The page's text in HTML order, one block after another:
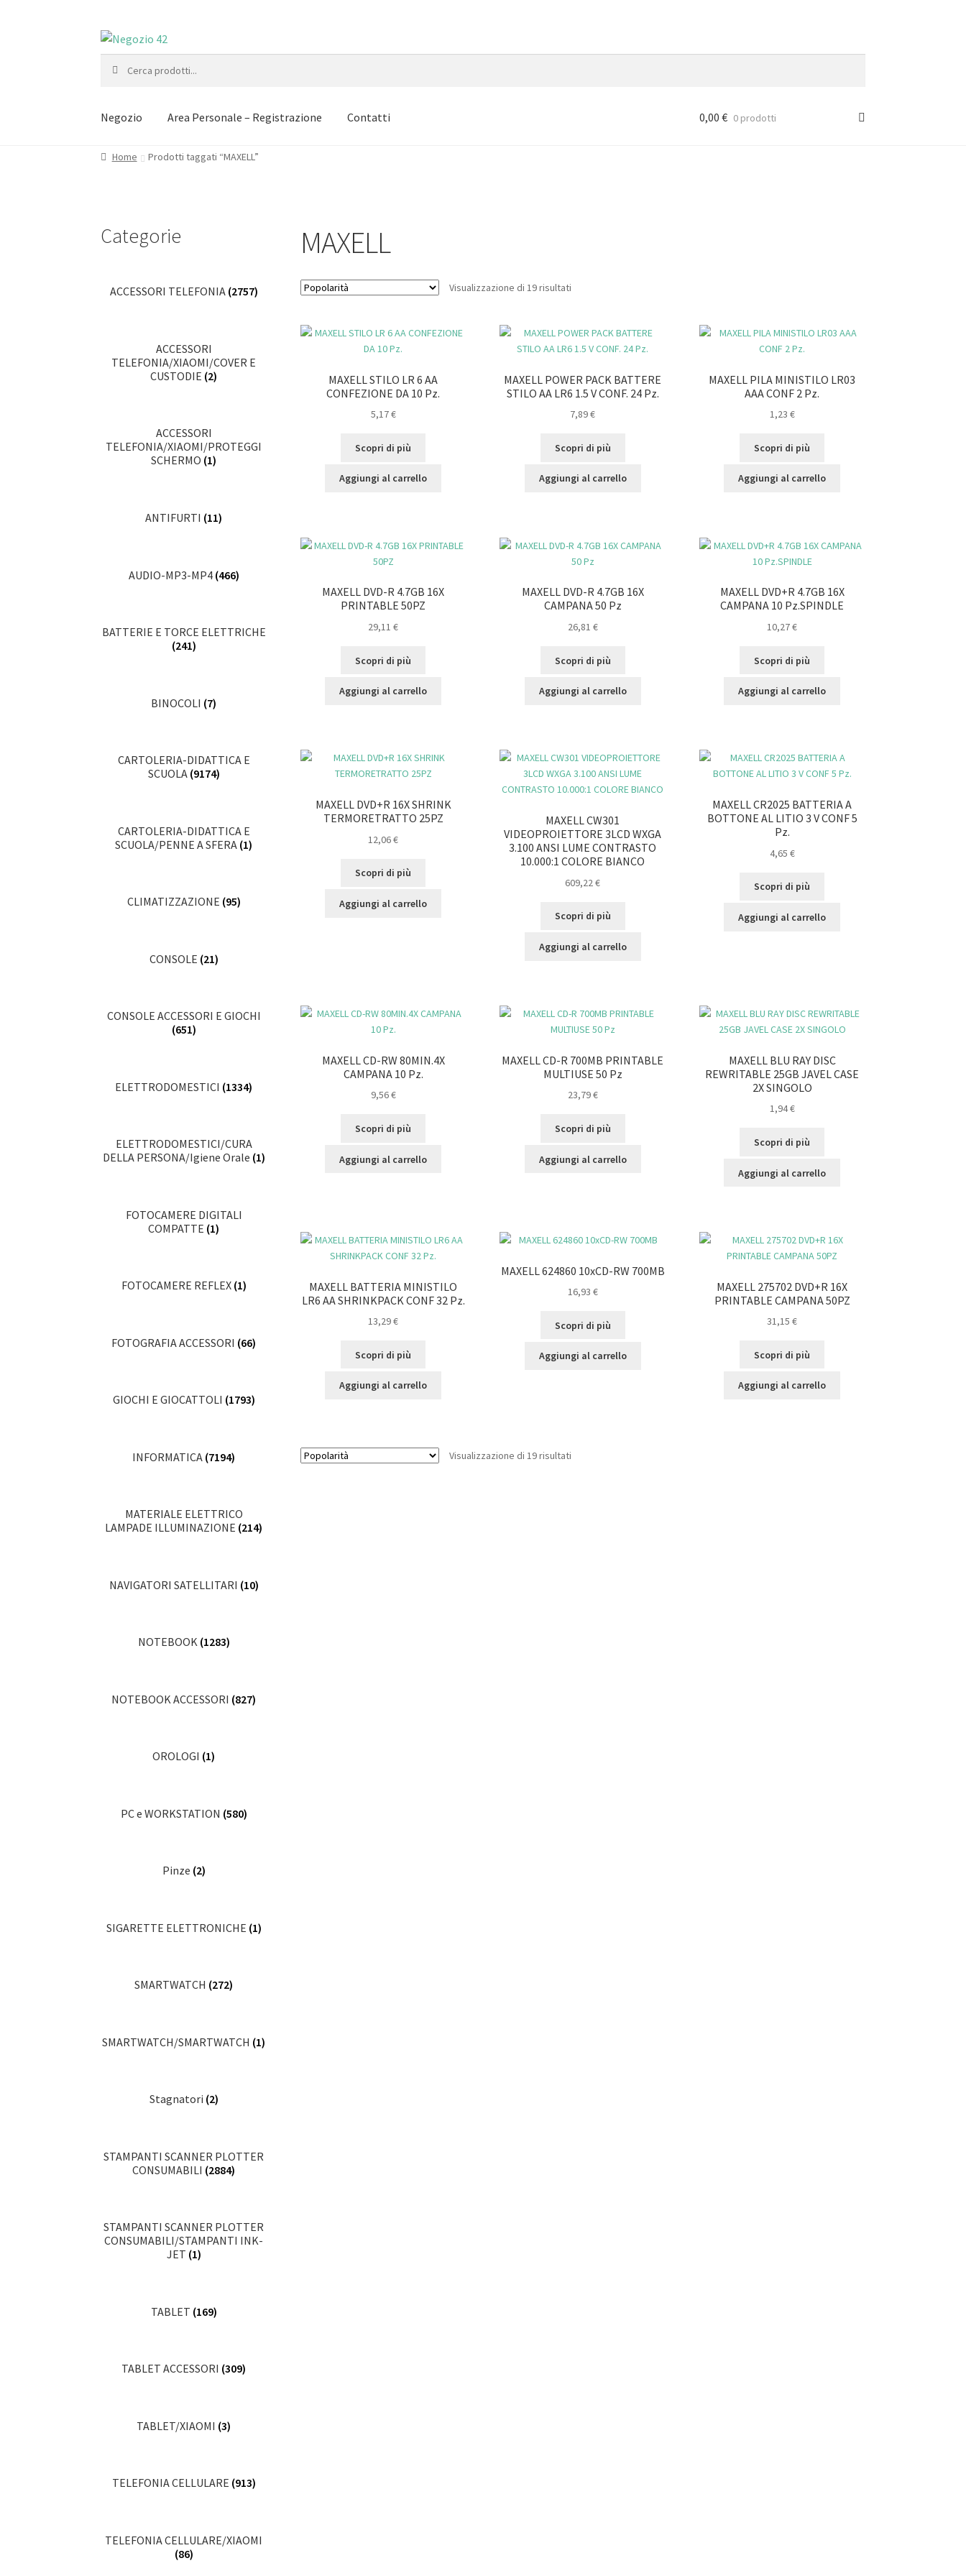
Vai
alla
navigazione
Vai
al
contenuto
Negozio Area Personale – Registrazione Contatti 0,00 € 0 prodotti
Home Prodotti taggati “MAXELL”
MAXELL
Visualizzazione di 19 risultatiPopolarità
MAXELL STILO LR 6 AA
CONFEZIONE DA 10 Pz.
5,17€
Scopri di più
Aggiungi al carrello
MAXELL POWER PACK BATTERE
STILO AA LR6 1.5 V CONF. 24 Pz.
7,89€
Scopri di più
Aggiungi al carrello
MAXELL PILA MINISTILO LR03
AAA CONF 2 Pz.
1,23 €
Scopri di più
Aggiungi al carrello
MAXELL DVD-R 4.7GB 16X
PRINTABLE 50PZ
29,11€
Scopri di più
Aggiungi al carrello
MAXELL DVD-R 4.7GB 16X
CAMPANA 50 Pz
26,81 €
Scopri di più
Aggiungi al carrello
MAXELL DVD+R 4.7GB 16X
CAMPANA 10 Pz.SPINDLE
10,27€
Scopri di più
Aggiungi al carrello
MAXELL DVD+R 16X SHRINK
TERMORETRATTO 25PZ
12,06€
Scopri di più
Aggiungi al carrello
MAXELL CW301
VIDEOPROIETTORE 3LCD WXGA
3.100 ANSI LUME CONTRASTO
10.000:1 COLORE BIANCO
609,22€
Scopri di più
Aggiungi al carrello
MAXELL CR2025 BATTERIA A
BOTTONE AL LITIO 3 V CONF 5
Pz.
4,65 €
Scopri di più
Aggiungi al carrello
MAXELL CD-RW 80MIN.4X
CAMPANA 10 Pz.
9,56€
Scopri di più
Aggiungi al carrello
MAXELL CD-R 700MB PRINTABLE
MULTIUSE 50 Pz
23,79€
Scopri di più
Aggiungi al carrello
MAXELL BLU RAY DISC
REWRITABLE 25GB JAVEL CASE
2X SINGOLO
1,94€
Scopri di più
Aggiungi al carrello
MAXELL BATTERIA MINISTILO
LR6 AA SHRINKPACK CONF 32 Pz.
13,29€
Scopri di più
Aggiungi al carrello
MAXELL 624860 10xCD-RW 700MB
16,93 €
Scopri di più
Aggiungi al carrello
MAXELL 275702 DVD+R 16X
PRINTABLE CAMPANA 50PZ
31,15€
Scopri di più
Aggiungi al carrello
Visualizzazione di 19 risultatiPopolarità
Categorie
ACCESSORI TELEFONIA (2757)
ACCESSORI
TELEFONIA/XIAOMI/COVER E
CUSTODIE (2)
ACCESSORI
TELEFONIA/XIAOMI/PROTEGGI
SCHERMO (1)
ANTIFURTI (11)
AUDIO-MP3-MP4 (466)
BATTERIE E TORCE ELETTRICHE
(241)
BINOCOLI (7)
CARTOLERIA-DIDATTICA E
SCUOLA (9174)
CARTOLERIA-DIDATTICA E
SCUOLA/PENNE A SFERA (1)
CLIMATIZZAZIONE (95)
CONSOLE (21)
CONSOLE ACCESSORI E GIOCHI
(651)
ELETTRODOMESTICI (1334)
ELETTRODOMESTICI/CURA
DELLA PERSONA/Igiene Orale (1)
FOTOCAMERE DIGITALI
COMPATTE (1)
FOTOCAMERE REFLEX (1)
FOTOGRAFIA ACCESSORI (66)
GIOCHI E GIOCATTOLI (1793)
INFORMATICA (7194)
MATERIALE ELETTRICO
LAMPADE ILLUMINAZIONE (214)
NAVIGATORI SATELLITARI (10)
NOTEBOOK (1283)
NOTEBOOK ACCESSORI (827)
OROLOGI (1)
PC e WORKSTATION (580)
Pinze (2)
SIGARETTE ELETTRONICHE (1)
SMARTWATCH (272)
SMARTWATCH/SMARTWATCH (1)
Stagnatori (2)
STAMPANTI SCANNER PLOTTER
CONSUMABILI (2884)
STAMPANTI SCANNER PLOTTER
CONSUMABILI/STAMPANTI INK-
JET (1)
TABLET (169)
TABLET ACCESSORI (309)
TABLET/XIAOMI (3)
TELEFONIA CELLULARE (913)
TELEFONIA CELLULARE/XIAOMI
(86)